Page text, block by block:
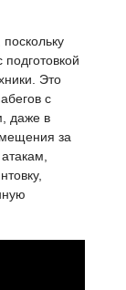
Это
с
даже в
за